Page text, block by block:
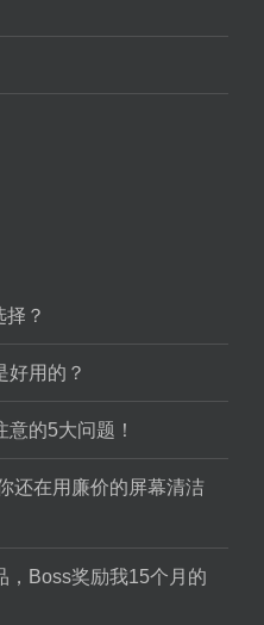
？
好用的？
的5大问题！
还在用廉价的屏幕清洁
，Boss奖励我15个月的